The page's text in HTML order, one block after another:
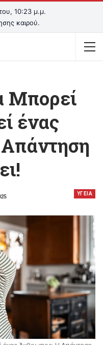
10:23 μ.μ.
καιρού.
Μπορεί
ένας
ΥΓΕΙΑ